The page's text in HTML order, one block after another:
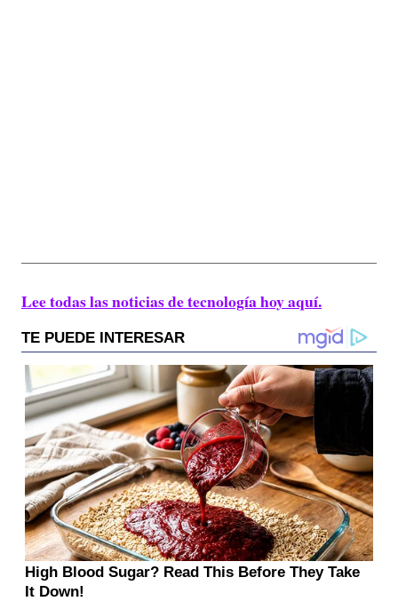
Lee todas las noticias de tecnología hoy aquí.